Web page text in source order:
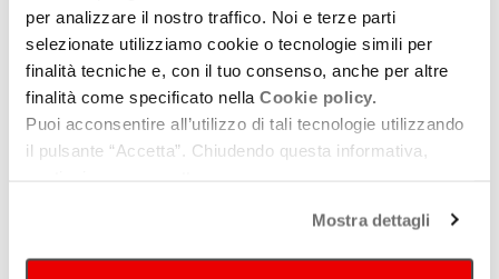
per analizzare il nostro traffico. Noi e terze parti
selezionate utilizziamo cookie o tecnologie simili per
finalità tecniche e, con il tuo consenso, anche per altre
finalità come specificato nella Cookie policy.
Puoi acconsentire all’utilizzo di tali tecnologie utilizzando
il pulsante “Accetta”. Chiudendo questa informativa,
Mostra dettagli
epopee wagneriane.
Ricevete il vocabolario di
Chorus direttamente a
casa vostra, inserendo la
mail nell'apposito spazio a
pie' pagin di questo link!